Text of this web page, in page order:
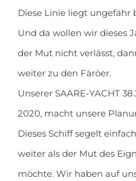
Diese Linie liegt
Und da wollen wir dieses
der Mut nicht verlässt,
weiter zu den Färöer.
Unserer SAARE-YACHT
2020, macht unsere
Dieses Schiff segelt
weiter als der Mut des
möchte. Wir haben auf